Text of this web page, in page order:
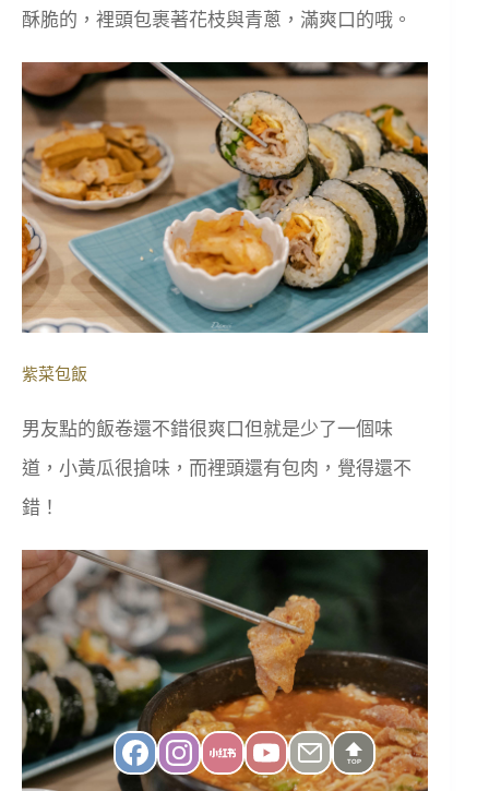
酥脆的，裡頭包裹著花枝與青蔥，滿爽口的哦。
紫菜包飯
男友點的飯卷還不錯很爽口但就是少了一個味
道，小黃瓜很搶味，而裡頭還有包肉，覺得還不
錯！
TOP